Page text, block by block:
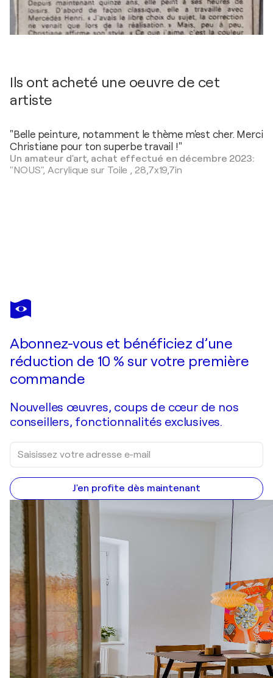
Ils ont acheté une oeuvre de cet
artiste
"Belle peinture, notamment le thème m'est cher. Merci
Christiane pour ton superbe travail !"
Un amateur d'art, achat effectué en décembre 2023:
"NOUS",Acrylique sur Toile ,28,7x19,7in
CHRISTIANE GUERRY
The GIRL
Abonnez-vous et bénéficiez d’une
réduction de 10 % sur votre première
commande
Nouvelles œuvres, coups de cœur de nos
conseillers, fonctionnalités exclusives.
J'en profite dès maintenant